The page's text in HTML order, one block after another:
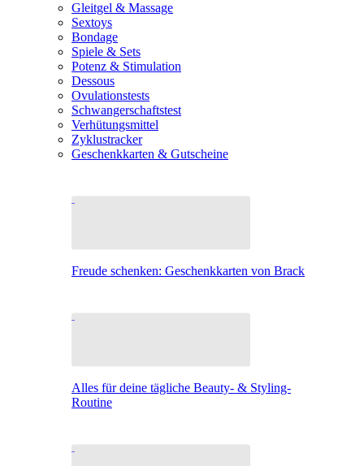
Gleitgel & Massage
Sextoys
Bondage
Spiele & Sets
Potenz & Stimulation
Dessous
Ovulationstests
Schwangerschaftstest
Verhütungsmittel
Zyklustracker
Geschenkkarten & Gutscheine
Freude schenken: Geschenkkarten von Brack
Alles für deine tägliche Beauty- & Styling-
Routine